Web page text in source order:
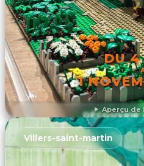
Aperçu de
DU 4
1
DÉCOUVRIR
Villers-saint-martin